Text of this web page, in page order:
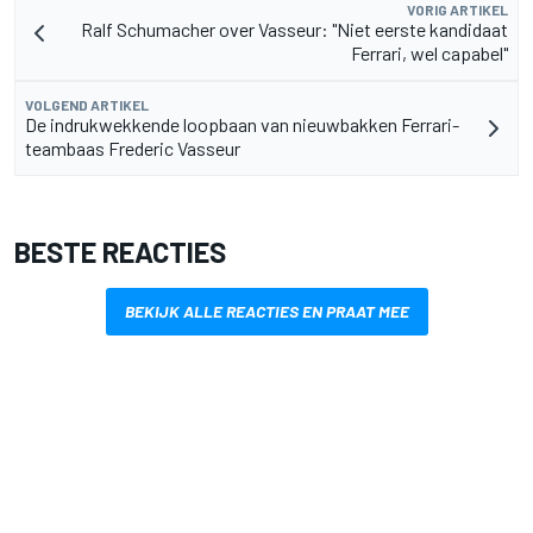
VORIG ARTIKEL
Ralf Schumacher over Vasseur: "Niet eerste kandidaat
Ferrari, wel capabel"
VOLGEND ARTIKEL
De indrukwekkende loopbaan van nieuwbakken Ferrari-
teambaas Frederic Vasseur
BESTE REACTIES
BEKIJK ALLE REACTIES EN PRAAT MEE